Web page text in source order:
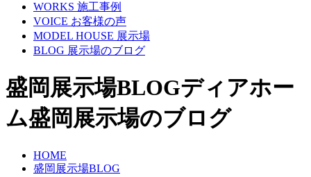
WORKS 施工事例
VOICE お客様の声
MODEL HOUSE 展示場
BLOG 展示場のブログ
盛岡展示場BLOGディアホー
ム盛岡展示場のブログ
HOME
盛岡展示場BLOG